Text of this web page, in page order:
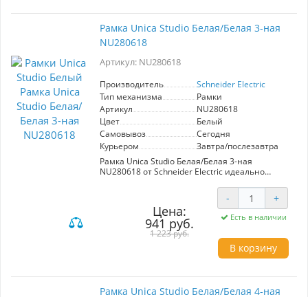
практичность.
Рамка Unica Studio Белая/Белая 3-ная
NU280618
Артикул: NU280618
Производитель
Schneider Electric
Тип механизма
Рамки
Артикул
NU280618
Цвет
Белый
Самовывоз
Сегодня
Курьером
Завтра/послезавтра
Рамка Unica Studio Белая/Белая 3-ная
NU280618 от Schneider Electric идеально
современного интерьера. Выполненная в
элегантном белом цвете, она гармонично
сочетается с любыми декорами. Простота
установки и высокое качество материалов
обеспечивают долговечность и надежность.
Оптимальный выбор для пользователей,
стремящихся к функциональности и эстетике
Цена:
941 руб.
1 223 руб.
- +
Есть в наличии
В корзину
Рамка Unica Studio Белая/Белая 4-ная